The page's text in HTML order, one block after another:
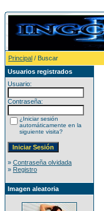
Principal / Buscar
Usuarios registrados
Usuario:
Contraseña:
¿Iniciar sesión
automáticamente en la
siguiente visita?
» Contraseña olvidada
» Registro
Imagen aleatoria